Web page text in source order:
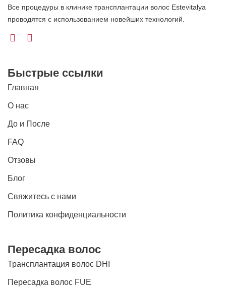
Все процедуры в клинике трансплантации волос Estevitalya
проводятся с использованием новейших технологий.
Быстрые ссылки
Главная
О нас
До и После
FAQ
Отзовы
Блог
Свяжитесь с нами
Политика конфиденциальности
Пересадка волос
Трансплантация волос DHI
Пересадка волос FUE